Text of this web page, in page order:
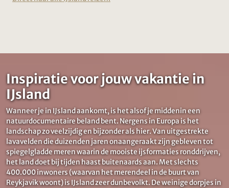
Inspiratie voor jouw vakantie in
IJsland
Wanneer je in IJsland aankomt, is het alsof je middenin een
natuurdocumentaire beland bent. Nergens in Europa is het
landschap zo veelzijdig en bijzonder als hier. Van uitgestrekte
lavavelden die duizenden jaren onaangeraakt zijn gebleven tot
spiegelgladde meren waarin de mooiste ijsformaties ronddrijven,
het land doet bij tijden haast buitenaards aan. Met slechts
400.000 inwoners (waarvan het merendeel in de buurt van
Reykjavik woont) is IJsland zeer dunbevolkt. De weinige dorpjes in